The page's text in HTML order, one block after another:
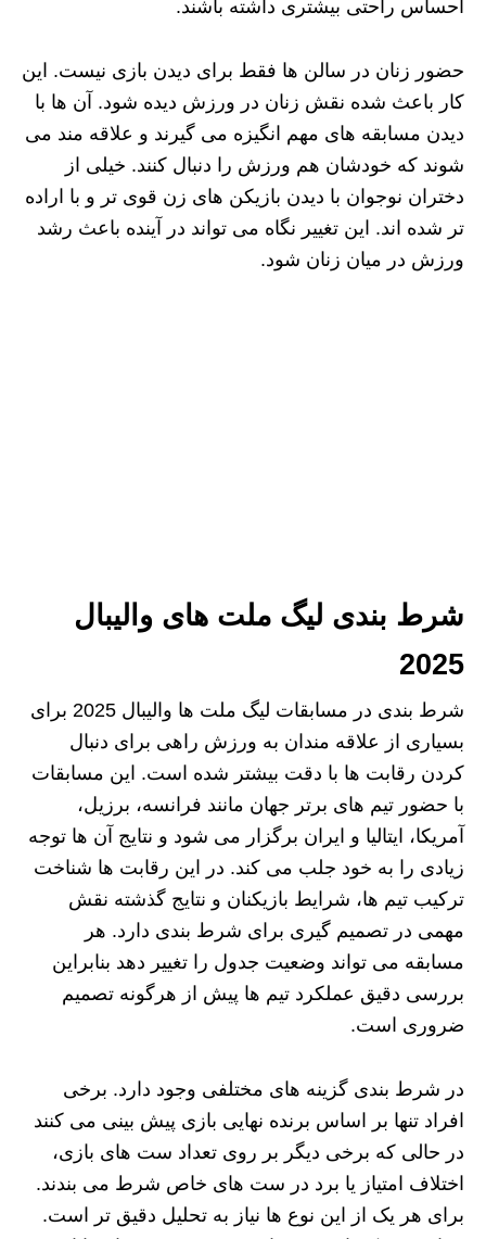
احساس راحتی بیشتری داشته باشند.
حضور زنان در سالن‌ ها فقط برای دیدن بازی نیست. این
کار باعث شده نقش زنان در ورزش دیده شود. آن‌ ها با
دیدن مسابقه‌ های مهم انگیزه می‌ گیرند و علاقه‌ مند می‌
شوند که خودشان هم ورزش را دنبال کنند. خیلی از
دختران نوجوان با دیدن بازیکن‌ های زن قوی‌ تر و با اراده‌
تر شده‌ اند. این تغییر نگاه می‌ تواند در آینده باعث رشد
ورزش در میان زنان شود.
شرط بندی لیگ ملت های والیبال
2025
شرط بندی در مسابقات لیگ ملت‌ ها والیبال 2025 برای
بسیاری از علاقه‌ مندان به ورزش راهی برای دنبال
کردن رقابت‌ ها با دقت بیشتر شده است. این مسابقات
با حضور تیم‌ های برتر جهان مانند فرانسه، برزیل،
آمریکا، ایتالیا و ایران برگزار می‌ شود و نتایج آن‌ ها توجه
زیادی را به خود جلب می‌ کند. در این رقابت‌ ها شناخت
ترکیب تیم‌ ها، شرایط بازیکنان و نتایج گذشته نقش
مهمی در تصمیم‌ گیری برای شرط بندی دارد. هر
مسابقه می‌ تواند وضعیت جدول را تغییر دهد بنابراین
بررسی دقیق عملکرد تیم‌ ها پیش از هرگونه تصمیم
ضروری است.
در شرط بندی گزینه‌ های مختلفی وجود دارد. برخی
افراد تنها بر اساس برنده نهایی بازی پیش‌ بینی می‌ کنند
در حالی که برخی دیگر بر روی تعداد ست‌ های بازی،
اختلاف امتیاز یا برد در ست‌ های خاص شرط می‌ بندند.
برای هر یک از این نوع‌ ها نیاز به تحلیل دقیق‌ تر است.